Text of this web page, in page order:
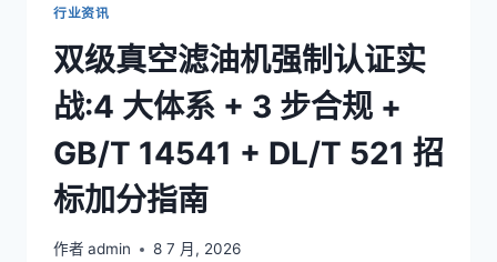
行业资讯
双级真空滤油机强制认证实
战:4 大体系 + 3 步合规 +
GB/T 14541 + DL/T 521 招
标加分指南
作者 admin 8 7 月, 2026